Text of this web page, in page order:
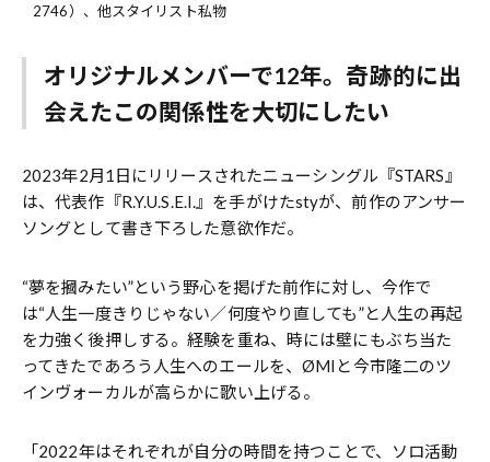
2746）、他スタイリスト私物
オリジナルメンバーで12年。奇跡的に出
会えたこの関係性を大切にしたい
2023年2月1日にリリースされたニューシングル『STARS』
は、代表作『R.Y.U.S.E.I.』を手がけたstyが、前作のアンサー
ソングとして書き下ろした意欲作だ。
“夢を摑みたい”という野心を掲げた前作に対し、今作で
は“人生一度きりじゃない／何度やり直しても”と人生の再起
を力強く後押しする。経験を重ね、時には壁にもぶち当た
ってきたであろう人生へのエールを、ØMIと今市隆二のツ
インヴォーカルが高らかに歌い上げる。
「2022年はそれぞれが自分の時間を持つことで、ソロ活動